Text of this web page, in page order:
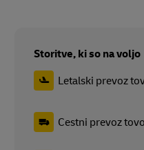
Storitve, ki so na voljo
Letalski prevoz
Cestni prevoz